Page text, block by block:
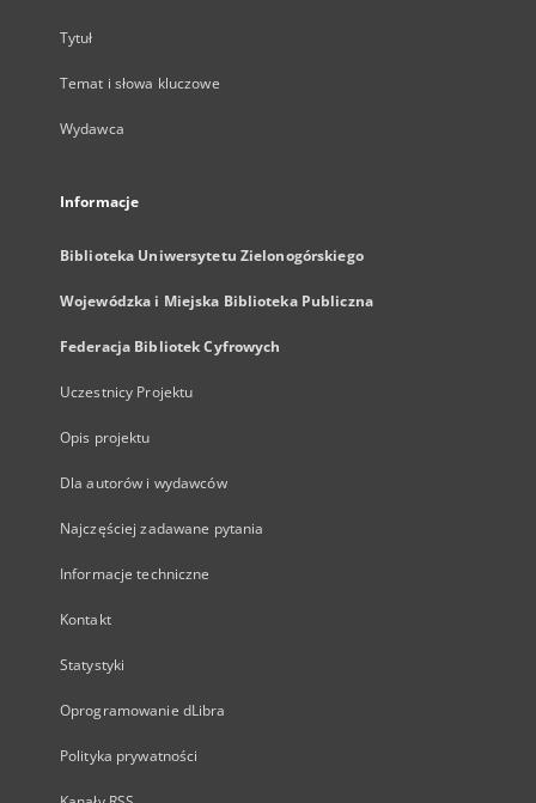
Tytuł
Temat i słowa kluczowe
Wydawca
Informacje
Biblioteka Uniwersytetu Zielonogórskiego
Wojewódzka i Miejska Biblioteka Publiczna
Federacja Bibliotek Cyfrowych
Uczestnicy Projektu
Opis projektu
Dla autorów i wydawców
Najczęściej zadawane pytania
Informacje techniczne
Kontakt
Statystyki
Oprogramowanie dLibra
Polityka prywatności